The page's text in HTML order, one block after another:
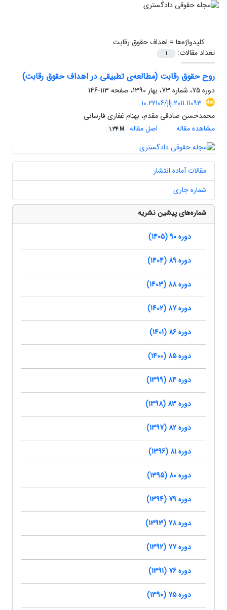
کلیدواژه‌ها = اهداف حقوق رقابت
تعداد مقالات:
1
روح حقوق رقابت (مطالعه‌‌ی تطبیقی در اهداف حقوق رقابت)
دوره 75، شماره 73، بهار 1390، صفحه
113-146
10.22106/jlj.2011.11093
محمدحسن صادقی مقدم، بهنام غفاری فارسانی
مشاهده مقاله
اصل مقاله 1.34 M
مقالات آماده انتشار
شماره جاری
شماره‌های پیشین نشریه
دوره 90 (1405)
دوره 89 (1404)
دوره 88 (1403)
دوره 87 (1402)
دوره 86 (1401)
دوره 85 (1400)
دوره 84 (1399)
دوره 83 (1398)
دوره 82 (1397)
دوره 81 (1396)
دوره 80 (1395)
دوره 79 (1394)
دوره 78 (1393)
دوره 77 (1392)
دوره 76 (1391)
دوره 75 (1390)